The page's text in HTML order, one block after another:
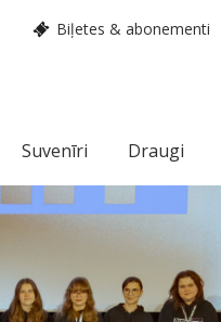
Biļetes & abonementi
Suvenīri Draugi